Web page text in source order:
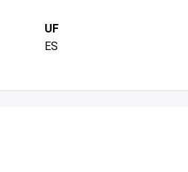
UF
ES